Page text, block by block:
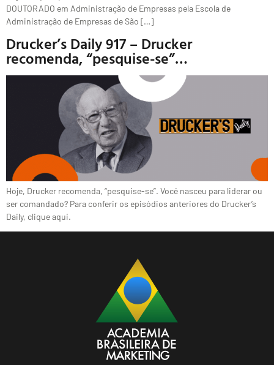
DOUTORADO em Administração de Empresas pela Escola de
Administração de Empresas de São […]
Drucker’s Daily 917 – Drucker
recomenda, “pesquise-se”…
Hoje, Drucker recomenda, “pesquise-se”. Você nasceu para liderar ou
ser comandado? Para conferir os episódios anteriores do Drucker’s
Daily, clique aqui.